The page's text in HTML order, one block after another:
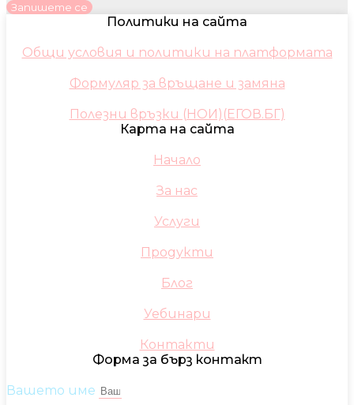
Запишете се
Политики на сайта
Общи условия и политики на платформата
Формуляр за връщане и замяна
Полезни връзки (НОИ)(ЕГОВ.БГ)
Карта на сайта
Начало
За нас
Услуги
Продукти
Блог
Уебинари
Контакти
Форма за бърз контакт
Вашето име